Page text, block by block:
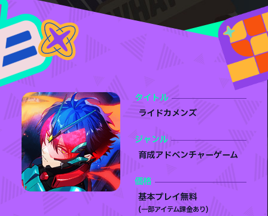
タイトル
ライドカメンズ
ジャンル
育成アドベンチャーゲーム
価格
基本プレイ無料
(⼀部アイテム課金あり)